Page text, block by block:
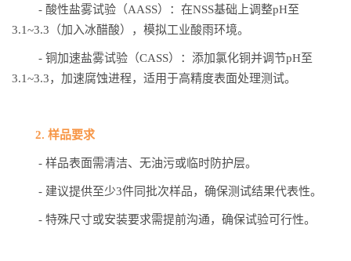
- 酸性盐雾试验（AASS）：在NSS基础上调整pH至
3.1~3.3（加入冰醋酸），模拟工业酸雨环境。
- 铜加速盐雾试验（CASS）：添加氯化铜并调节pH至
3.1~3.3，加速腐蚀进程，适用于高精度表面处理测试。
2. 样品要求
- 样品表面需清洁、无油污或临时防护层。
- 建议提供至少3件同批次样品，确保测试结果代表性。
- 特殊尺寸或安装要求需提前沟通，确保试验可行性。